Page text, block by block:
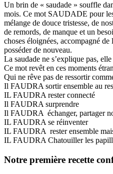
Un brin de « saudade » souffle
mois. Ce mot SAUDADE pour
mélange de douce tristesse, de
de remords, de manque et un
choses éloignées, accompagné
posséder de nouveau.
La saudade ne s’explique pas,
Ce mot revêt en ces moments
Qui ne rêve pas de ressortir
Il FAUDRA sortir ensemble au
IL FAUDRA rester connecté
Il FAUDRA surprendre
Il FAUDRA échanger, partager
IL FAUDRA se réinventer
IL FAUDRA rester ensemble
IL FAUDRA Chatouiller les
Notre première recette